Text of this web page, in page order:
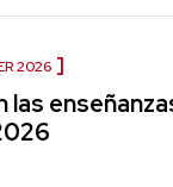
2026
las